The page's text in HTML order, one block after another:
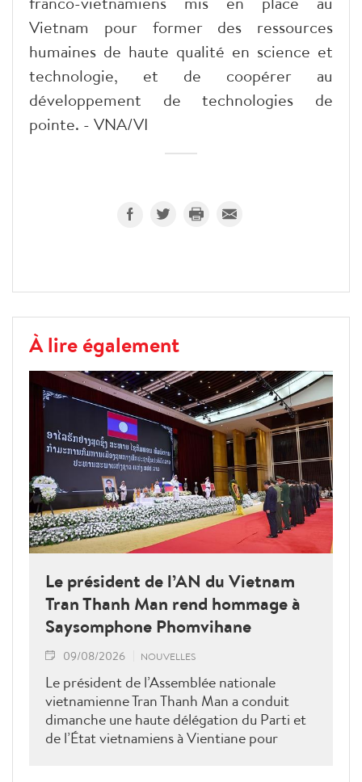
Vietnam pour former des ressources
humaines de haute qualité en science et
technologie, et de coopérer au
développement de technologies de
pointe. - VNA/VI
À lire également
Le président de l’AN du Vietnam
Tran Thanh Man rend hommage à
Saysomphone Phomvihane
09/08/2026 NOUVELLES
Le président de l’Assemblée nationale
vietnamienne Tran Thanh Man a conduit
dimanche une haute délégation du Parti et
de l’État vietnamiens à Vientiane pour